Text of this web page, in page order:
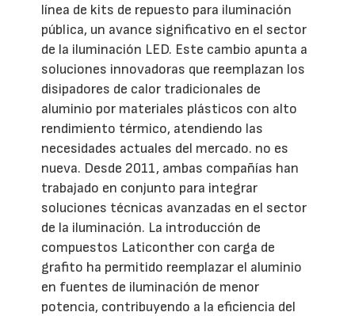
línea de kits de repuesto para iluminación
pública, un avance significativo en el sector
de la iluminación LED. Este cambio apunta a
soluciones innovadoras que reemplazan los
disipadores de calor tradicionales de
aluminio por materiales plásticos con alto
rendimiento térmico, atendiendo las
necesidades actuales del mercado. no es
nueva. Desde 2011, ambas compañías han
trabajado en conjunto para integrar
soluciones técnicas avanzadas en el sector
de la iluminación. La introducción de
compuestos Laticonther con carga de
grafito ha permitido reemplazar el aluminio
en fuentes de iluminación de menor
potencia, contribuyendo a la eficiencia del